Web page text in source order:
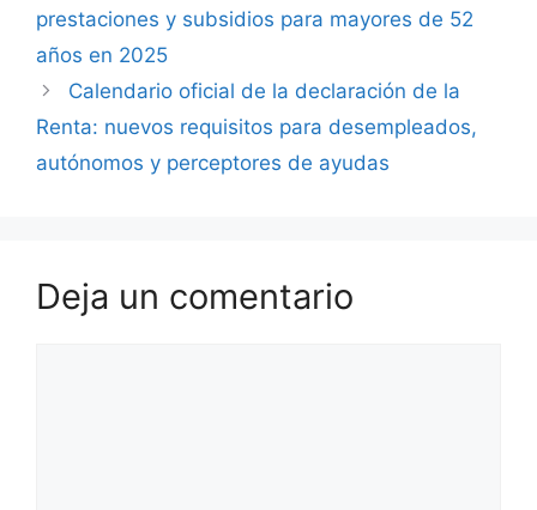
prestaciones y subsidios para mayores de 52
años en 2025
Calendario oficial de la declaración de la
Renta: nuevos requisitos para desempleados,
autónomos y perceptores de ayudas
Deja un comentario